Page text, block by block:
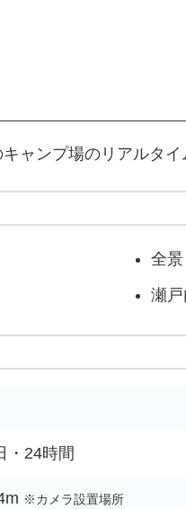
ャンプ場のリアルタイ
全景
瀬
・24時間
※カメラ設置場所